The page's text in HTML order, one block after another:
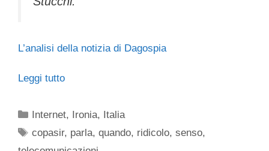
L’analisi della notizia di Dagospia
Leggi tutto
Categorie
Internet, Ironia, Italia
Tag
copasir, parla,quando, ridicolo,senso,